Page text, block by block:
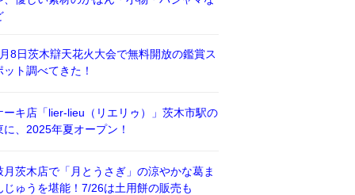
8日茨木辯天花火大会で無料開放の鑑賞ス
ット調べてきた！
ーキ店「lier-lieu（リエリゥ）」茨木市駅の
に、2025年夏オープン！
月茨木店で「月とうさぎ」の涼やかな葛ま
じゅうを堪能！7/26は土用餅の販売も